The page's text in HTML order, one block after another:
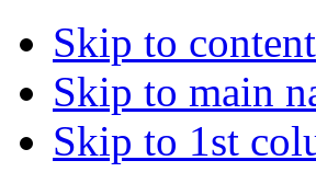
Skip to content
Skip to main
Skip to 1st